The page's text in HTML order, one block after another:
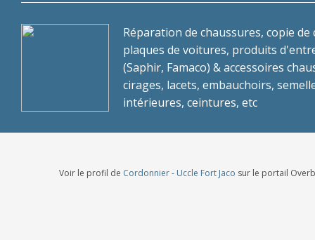
Réparation de chaussures, copie de
plaques de voitures, produits
(Saphir, Famaco) & accessoires
cirages, lacets, embauchoirs,
intérieures, ceintures, etc
Voir le profil de Cordonnier - Uccle Fort Jaco sur le portail